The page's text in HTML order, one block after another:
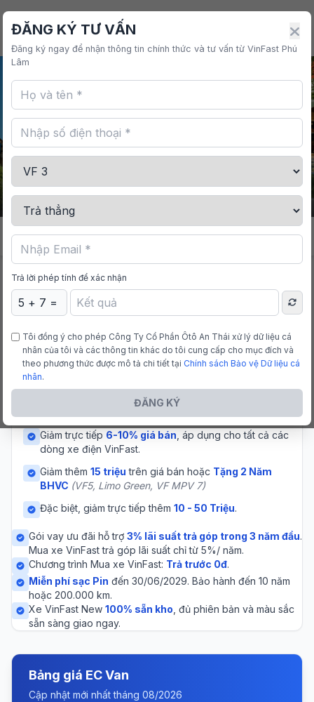
VINFAST PHÚ LÂM
Giá từ
285,000,000 VNĐ Nhận sớm ưu đãi
EC Van
chuyển hàng hóa trong nội đô, tiết kiệm nhiên liệu và
thân thiện môi trường.
Giảm trực tiếp 6-10% giá bán , áp dụng cho tất cả các
dòng xe điện VinFast.
Giảm thêm 15 triệu trên giá bán hoặc Tặng 2 Năm
BHVC (VF5, Limo Green, VF MPV 7)
Đặc biệt, giảm trực tiếp thêm 10 - 50 Triệu.
Gói vay ưu đãi hỗ trợ 3% lãi suất trả góp trong 3 năm đầu.
Mua xe VinFast trả góp lãi suất chỉ từ 5%/ năm.
Chương trình Mua xe VinFast: Trả trước 0đ.
Miễn phí sạc Pin đến 30/06/2029. Bảo hành đến 10 năm
hoặc 200.000 km.
Xe VinFast New 100% sẵn kho , đủ phiên bản và màu sắc
sẵn sàng giao ngay.
Bảng giá EC Van
Cập nhật mới nhất tháng 08/2026
ĐĂNG KÝ TƯ VẤN
Đăng ký ngay để nhận thông tin chính thức và tư vấn từ VinFast Phú
Lâm
Trả lời phép tính để xác nhận
Tôi đồng ý cho phép Công Ty Cổ Phần Ôtô An Thái xử lý dữ liệu cá
nhân của tôi và các thông tin khác do tôi cung cấp cho mục đích và
theo phương thức được mô tả chi tiết tại Chính sách Bảo vệ Dữ liệu cá
nhân.
ĐĂNG KÝ